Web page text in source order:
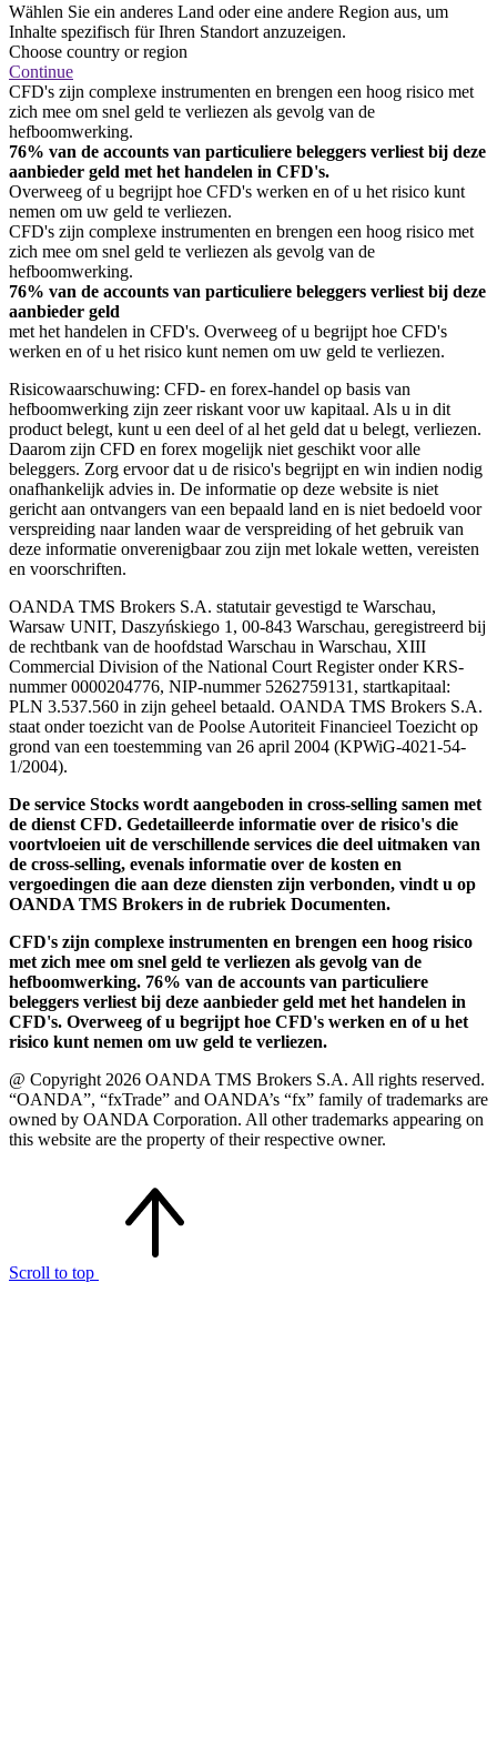
Wählen Sie ein anderes Land oder eine andere Region aus, um
Inhalte spezifisch für Ihren Standort anzuzeigen.
Choose country or region
Continue
CFD's zijn complexe instrumenten en brengen een hoog risico met
zich mee om snel geld te verliezen als gevolg van de
hefboomwerking.
76% van de accounts van particuliere beleggers verliest bij deze
aanbieder geld met het handelen in CFD's.
Overweeg of u begrijpt hoe CFD's werken en of u het risico kunt
nemen om uw geld te verliezen.
CFD's zijn complexe instrumenten en brengen een hoog risico met
zich mee om snel geld te verliezen als gevolg van de
hefboomwerking.
76% van de accounts van particuliere beleggers verliest bij deze
aanbieder geld
met het handelen in CFD's. Overweeg of u begrijpt hoe CFD's
werken en of u het risico kunt nemen om uw geld te verliezen.
Risicowaarschuwing: CFD- en forex-handel op basis van
hefboomwerking zijn zeer riskant voor uw kapitaal. Als u in dit
product belegt, kunt u een deel of al het geld dat u belegt, verliezen.
Daarom zijn CFD en forex mogelijk niet geschikt voor alle
beleggers. Zorg ervoor dat u de risico's begrijpt en win indien nodig
onafhankelijk advies in. De informatie op deze website is niet
gericht aan ontvangers van een bepaald land en is niet bedoeld voor
verspreiding naar landen waar de verspreiding of het gebruik van
deze informatie onverenigbaar zou zijn met lokale wetten, vereisten
en voorschriften.
OANDA TMS Brokers S.A. statutair gevestigd te Warschau,
Warsaw UNIT, Daszyńskiego 1, 00-843 Warschau, geregistreerd bij
de rechtbank van de hoofdstad Warschau in Warschau, XIII
Commercial Division of the National Court Register onder KRS-
nummer 0000204776, NIP-nummer 5262759131, startkapitaal:
PLN 3.537.560 in zijn geheel betaald. OANDA TMS Brokers S.A.
staat onder toezicht van de Poolse Autoriteit Financieel Toezicht op
grond van een toestemming van 26 april 2004 (KPWiG-4021-54-
1/2004).
De service Stocks wordt aangeboden in cross-selling samen met
de dienst CFD. Gedetailleerde informatie over de risico's die
voortvloeien uit de verschillende services die deel uitmaken van
de cross-selling, evenals informatie over de kosten en
vergoedingen die aan deze diensten zijn verbonden, vindt u op
OANDA TMS Brokers in de rubriek Documenten.
CFD's zijn complexe instrumenten en brengen een hoog risico
met zich mee om snel geld te verliezen als gevolg van de
hefboomwerking. 76% van de accounts van particuliere
beleggers verliest bij deze aanbieder geld met het handelen in
CFD's. Overweeg of u begrijpt hoe CFD's werken en of u het
risico kunt nemen om uw geld te verliezen.
@ Copyright 2026 OANDA TMS Brokers S.A. All rights reserved.
“OANDA”, “fxTrade” and OANDA’s “fx” family of trademarks are
owned by OANDA Corporation. All other trademarks appearing on
this website are the property of their respective owner.
Scroll to top